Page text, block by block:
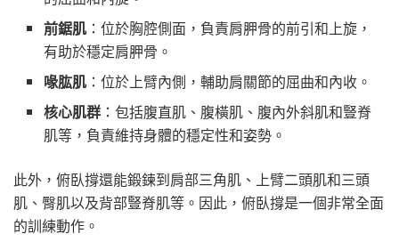
前鋸肌 ：位於胸腔側面，負責肩胛骨的前引和上旋，
有助於穩定肩胛骨。
喙肱肌 ：位於上臂內側，輔助肩關節的屈曲和內收。
核心肌群 ：包括腹直肌、腹橫肌、腹內外斜肌和豎脊
肌等，負責維持身體的穩定性和姿勢。
此外，俯臥撐還能鍛鍊到肩部三角肌、上臂二頭肌和三頭
肌、臀肌以及背部豎脊肌等。因此，俯臥撐是一個非常全面
的訓練動作。